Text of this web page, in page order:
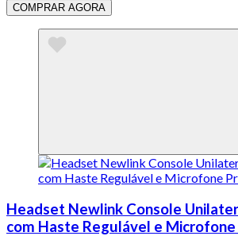
COMPRAR AGORA
Headset Newlink Console
com Haste Regulável e